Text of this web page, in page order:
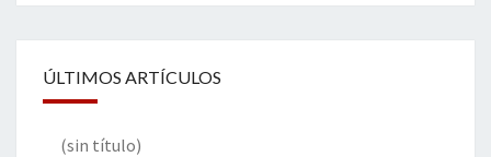
ÚLTIMOS ARTÍCULOS
(sin título)